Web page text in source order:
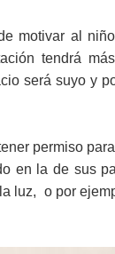
motivar al
tendrá
será suyo y
permiso
en la de sus
luz, o por